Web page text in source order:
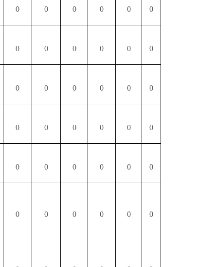
0 0 0 0 0 0
0 0 0 0 0 0
0 0 0 0 0 0
0 0 0 0 0 0
0 0 0 0 0 0
0 0 0 0 0 0